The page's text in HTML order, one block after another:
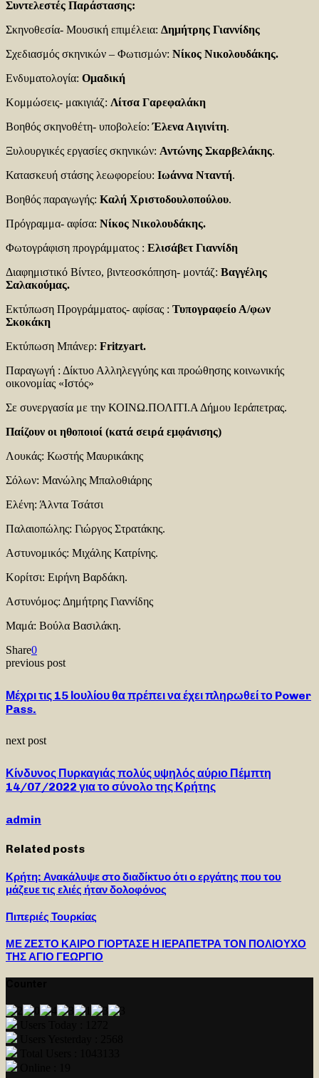
Συντελεστές Παράστασης:
Σκηνοθεσία- Μουσική επιμέλεια: Δημήτρης Γιαννίδης
Σχεδιασμός σκηνικών – Φωτισμών: Νίκος Νικολουδάκης.
Ενδυματολογία: Ομαδική
Κομμώσεις- μακιγιάζ: Λίτσα Γαρεφαλάκη
Βοηθός σκηνοθέτη- υποβολείο:Έλενα Αιγινίτη.
Ξυλουργικές εργασίες σκηνικών: Αντώνης Σκαρβελάκης.
Κατασκευή στάσης λεωφορείου: Ιωάννα Νταντή.
Βοηθός παραγωγής: Καλή Χριστοδουλοπούλου.
Πρόγραμμα- αφίσα: Νίκος Νικολουδάκης.
Φωτογράφιση προγράμματος : Ελισάβετ Γιαννίδη
Διαφημιστικό Βίντεο, βιντεοσκόπηση- μοντάζ: Βαγγέλης
Σαλακούμας.
Εκτύπωση Προγράμματος- αφίσας : Τυπογραφείο Α/φων
Σκοκάκη
Εκτύπωση Μπάνερ: Fritzyart.
Παραγωγή : Δίκτυο Αλληλεγγύης και προώθησης κοινωνικής
οικονομίας «Ιστός»
Σε συνεργασία με την ΚΟΙΝΩ.ΠΟΛΙΤΙ.Α Δήμου Ιεράπετρας.
Παίζουν οι ηθοποιοί (κατά σειρά εμφάνισης)
Λουκάς: Κωστής Μαυρικάκης
Σόλων: Μανώλης Μπαλοθιάρης
Ελένη: Άλντα Τσάτσι
Παλαιοπώλης: Γιώργος Στρατάκης.
Αστυνομικός: Μιχάλης Κατρίνης.
Κορίτσι: Ειρήνη Βαρδάκη.
Αστυνόμος: Δημήτρης Γιαννίδης
Μαμά: Βούλα Βασιλάκη.
Share0
previous post
Μέχρι τις 15 Ιουλίου θα πρέπει να έχει πληρωθεί το Power
Pass.
next post
Κίνδυνος Πυρκαγιάς πολύς υψηλός αύριο Πέμπτη
14/07/2022 για το σύνολο της Κρήτης
admin
Related posts
Κρήτη: Ανακάλυψε στο διαδίκτυο ότι ο εργάτης που του
μάζευε τις ελιές ήταν δολοφόνος
Πιπεριές Τουρκίας
ΜΕ ΖΕΣΤΟ ΚΑΙΡΟ ΓΙΟΡΤΑΣΕ Η ΙΕΡΑΠΕΤΡΑ ΤΟΝ ΠΟΛΙΟΥΧΟ
ΤΗΣ ΑΓΙΟ ΓΕΩΡΓΙΟ